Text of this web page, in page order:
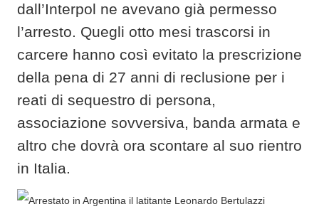
dall’Interpol ne avevano già permesso
l’arresto. Quegli otto mesi trascorsi in
carcere hanno così evitato la prescrizione
della pena di 27 anni di reclusione per i
reati di sequestro di persona,
associazione sovversiva, banda armata e
altro che dovrà ora scontare al suo rientro
in Italia.